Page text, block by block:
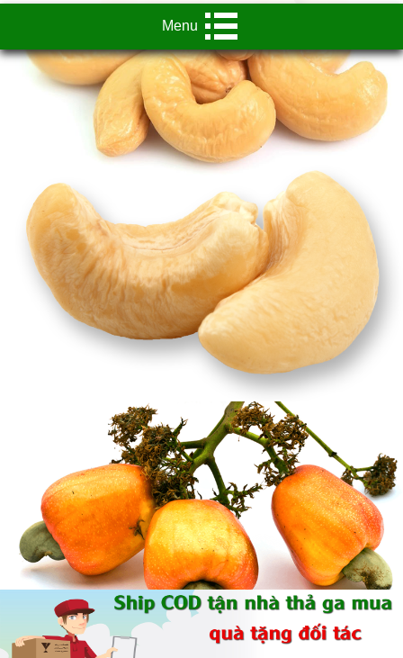
Menu